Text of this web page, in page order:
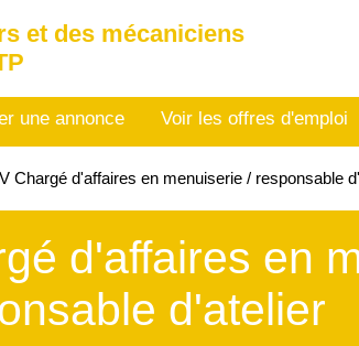
et des mécaniciens
une annonce Voir les offres d'emploi
Chargé d'affaires en menuiserie / responsable
d'affaires en
d'atelier